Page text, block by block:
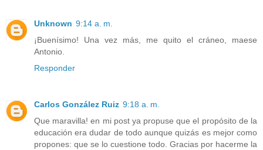
Unknown 9:14 a. m.
¡Buenísimo! Una vez más, me quito el cráneo, maese
Antonio.
Responder
Carlos González Ruiz 9:18 a. m.
Que maravilla! en mi post ya propuse que el propósito de la
educación era dudar de todo aunque quizás es mejor como
propones: que se lo cuestione todo. Gracias por hacerme la